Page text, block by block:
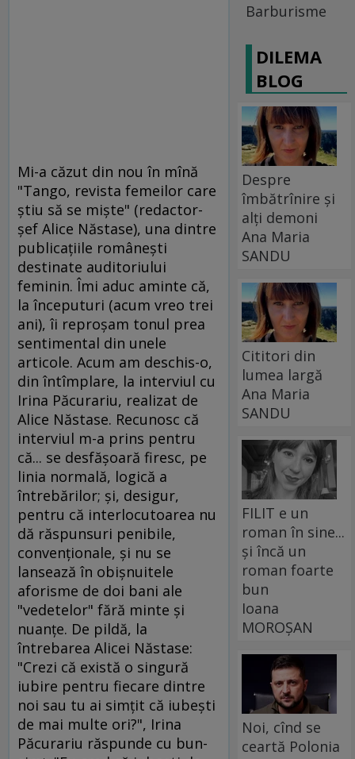
Mi-a căzut din nou în mînă
"Tango, revista femeilor care
ştiu să se mişte" (redactor-
şef Alice Năstase), una dintre
publicaţiile româneşti
destinate auditoriului
feminin. Îmi aduc aminte că,
la începuturi (acum vreo trei
ani), îi reproşam tonul prea
sentimental din unele
articole. Acum am deschis-o,
din întîmplare, la interviul cu
Irina Păcurariu, realizat de
Alice Năstase. Recunosc că
interviul m-a prins pentru
că... se desfăşoară firesc, pe
linia normală, logică a
întrebărilor; şi, desigur,
pentru că interlocutoarea nu
dă răspunsuri penibile,
convenţionale, şi nu se
lansează în obişnuitele
aforisme de doi bani ale
"vedetelor" fără minte şi
nuanţe. De pildă, la
întrebarea Alicei Năstase:
"Crezi că există o singură
iubire pentru fiecare dintre
noi sau tu ai simţit că iubeşti
de mai multe ori?", Irina
Păcurariu răspunde cu bun-
Barburisme
DILEMA
BLOG
Despre
îmbătrînire și
alți demoni
Ana Maria
SANDU
Cititori din
lumea largă
Ana Maria
SANDU
FILIT e un
roman în sine...
și încă un
roman foarte
bun
Ioana
MOROȘAN
Noi, cînd se
ceartă Polonia